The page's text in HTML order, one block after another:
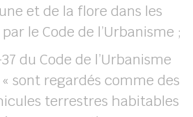
et de la flore dans les
le Code de l’Urbanisme ;
du Code de l’Urbanisme
sont regardés comme des
terrestres habitables